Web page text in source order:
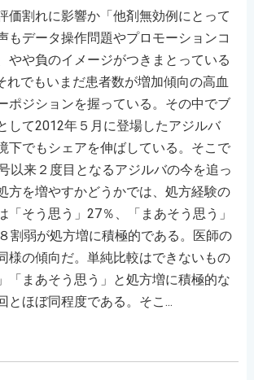
価割れに影響か「他剤無効例にとって
もデータ操作問題やプロモーションコ
やや負のイメージがつきまとっている
れでもいまだ患者数が増加傾向の高血
ポジションを握っている。その中でブ
して2012年５月に登場したアジルバ
下でもシェアを伸ばしている。そこで
以来２度目となるアジルバの今を追っ
方を増やすかどうかでは、処方経験の
「そう思う」27％、「まあそう思う」
割弱が処方増に積極的である。医師の
様の傾向だ。単純比較はできないもの
「まあそう思う」と処方増に積極的な
とほぼ同程度である。そこ...